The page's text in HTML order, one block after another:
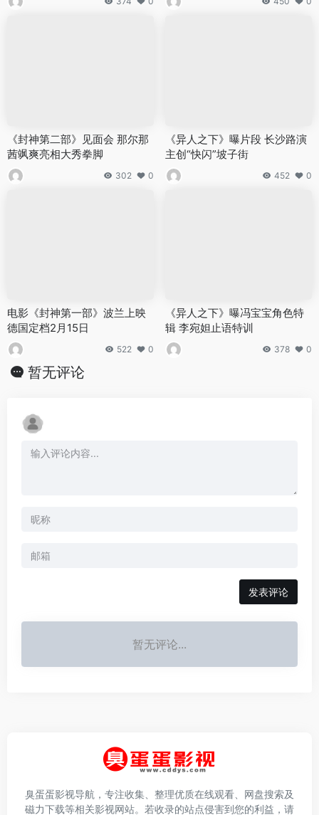
《封神第二部》见面会 那尔那
茜飒爽亮相大秀拳脚
302 0
《异人之下》曝片段 长沙路演
主创“快闪”坡子街
452 0
电影《封神第一部》波兰上映
德国定档2月15日
522 0
《异人之下》曝冯宝宝角色特
辑 李宛妲止语特训
378 0
暂无评论
发表评论
暂无评论...
臭蛋蛋影视导航，专注收集、整理优质在线观看、网盘搜索及
磁力下载等相关影视网站。若收录的站点侵害到您的利益，请